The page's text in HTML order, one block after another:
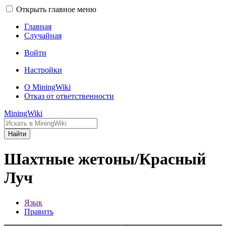
Открыть главное меню
Главная
Случайная
Войти
Настройки
О MiningWiki
Отказ от ответственности
MiningWiki
Найти
Шахтные жетоны/Красный
Луч
Язык
Править